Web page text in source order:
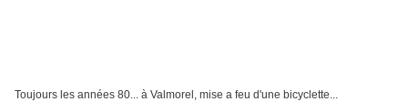
Toujours les années 80... à Valmorel, mise a feu d'une bicyclette...